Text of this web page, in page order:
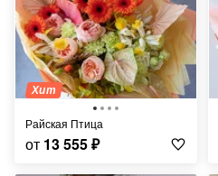
Хит
Райская Птица
от 13 555₽